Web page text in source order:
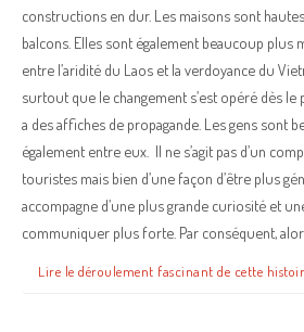
constructions en dur. Les maisons sont
balcons. Elles sont également beaucoup plus
entre l’aridité du Laos et la verdoyance du
surtout que le changement s’est opéré dès le
a des affiches de propagande. Les gens sont
également entre eux. Il ne s’agit pas d’un
touristes mais bien d’une façon d’être plus
accompagne d’une plus grande curiosité et
communiquer plus forte. Par conséquent,
Lire le déroulement fascinant de cette